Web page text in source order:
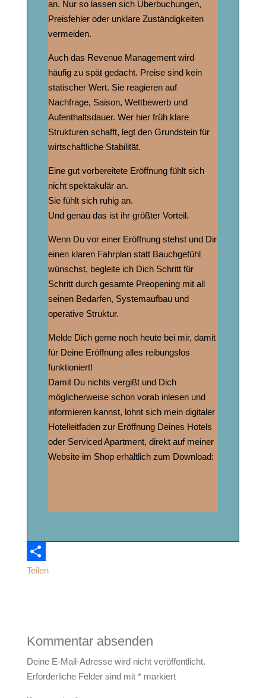
an. Nur so lassen sich Überbuchungen,
Preisfehler oder unklare Zuständigkeiten
vermeiden.
Auch das Revenue Management wird
häufig zu spät gedacht. Preise sind kein
statischer Wert. Sie reagieren auf
Nachfrage, Saison, Wettbewerb und
Aufenthaltsdauer. Wer hier früh klare
Strukturen schafft, legt den Grundstein für
wirtschaftliche Stabilität.
Eine gut vorbereitete Eröffnung fühlt sich
nicht spektakulär an.
Sie fühlt sich ruhig an.
Und genau das ist ihr größter Vorteil.
Wenn Du vor einer Eröffnung stehst und Dir
einen klaren Fahrplan statt Bauchgefühl
wünschst, begleite ich Dich Schritt für
Schritt durch gesamte Preopening mit all
seinen Bedarfen, Systemaufbau und
operative Struktur.
Melde Dich gerne noch heute bei mir, damit
für Deine Eröffnung alles reibungslos
funktioniert!
Damit Du nichts vergißt und Dich
möglicherweise schon vorab inlesen und
informieren kannst, lohnt sich mein digitaler
Hotelleitfaden zur Eröffnung Deines Hotels
oder Serviced Apartment, direkt auf meiner
Website im Shop erhältlich zum Download:
Teilen
Kommentar absenden
Deine E-Mail-Adresse wird nicht veröffentlicht.
Erforderliche Felder sind mit *markiert